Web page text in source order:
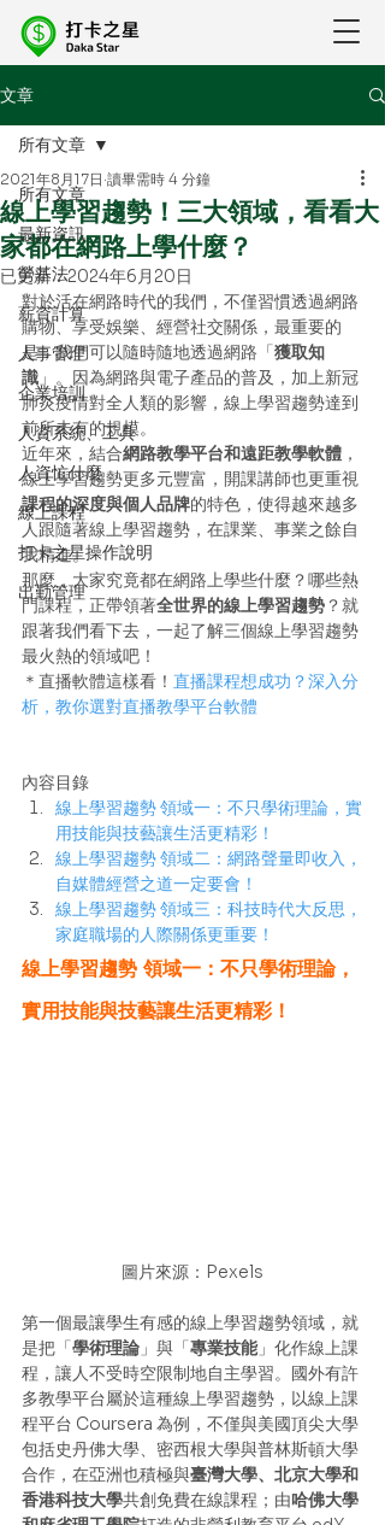
文章
所有文章
最新資訊
勞基法
薪資計算
人事管理
企業培訓
人資系統、工具
人資忙什麼
線上課程
打卡之星操作說明
出勤管理
所有文章
線上學習趨勢！三大領域，看看大
家都在網路上學什麼？
2021年8月17日 讀畢需時 4 分鐘
已更新：2024年6月20日
對於活在網路時代的我們，不僅習慣透過網路
購物、享受娛樂、經營社交關係，最重要的
是，我們可以隨時隨地透過網路「獲取知
識 」。因為網路與電子產品的普及，加上新冠
肺炎疫情對全人類的影響，線上學習趨勢達到
前所未有的規模。
近年來，結合網路教學平台和遠距教學軟體 ，
線上學習趨勢更多元豐富，開課講師也更重視
課程的深度與個人品牌的特色，使得越來越多
人跟隨著線上學習趨勢，在課業、事業之餘自
我精進。
那麼，大家究竟都在網路上學些什麼？哪些熱
門課程，正帶領著全世界的線上學習趨勢 ？就
跟著我們看下去，一起了解三個線上學習趨勢
最火熱的領域吧！
＊直播軟體這樣看！ 直播課程想成功？深入分
析，教你選對直播教學平台軟體
內容目錄
線上學習趨勢 領域一：不只學術理論，實
用技能與技藝讓生活更精彩！
線上學習趨勢 領域二：網路聲量即收入，
自媒體經營之道一定要會！
線上學習趨勢 領域三：科技時代大反思，
家庭職場的人際關係更重要！
線上學習趨勢 領域一：不只學術理論，
實用技能與技藝讓生活更精彩！
圖片來源：Pexels
第一個最讓學生有感的線上學習趨勢領域，就
是把「 學術理論 」與「 專業技能」化作線上課
程，讓人不受時空限制地自主學習。國外有許
多教學平台屬於這種線上學習趨勢，以線上課
程平台 Coursera 為例，不僅與美國頂尖大學
包括史丹佛大學、密西根大學與普林斯頓大學
合作，在亞洲也積極與臺灣大學、北京大學和
香港科技大學共創免費在線課程；由哈佛大學